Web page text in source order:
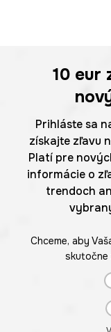
10 eur
Prihláste sa
získajte zľavu
Platí pre
informácie o
trendoch
Chceme, aby
skutočne